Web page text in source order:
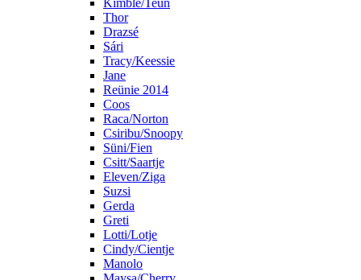
Kimble/Teun
Thor
Drazsé
Sári
Tracy/Keessie
Jane
Reünie 2014
Coos
Raca/Norton
Csiribu/Snoopy
Süni/Fien
Csitt/Saartje
Eleven/Ziga
Suzsi
Gerda
Greti
Lotti/Lotje
Cindy/Cientje
Manolo